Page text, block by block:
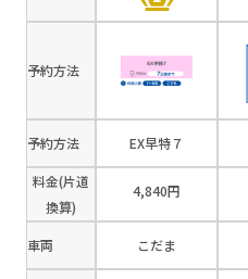
予約方法
予約方法 EX早特７
料金(片道
換算)
4,840円
車両 こだま